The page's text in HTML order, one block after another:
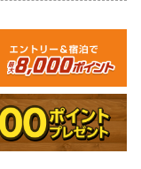
数値を出している